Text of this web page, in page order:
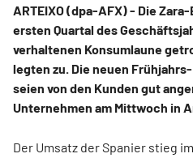
ARTEIXO (dpa-AFX) - Die
ersten Quartal des
verhaltenen Konsumlaune
legten zu. Die neuen
seien von den Kunden gut
Unternehmen am Mittwoch in
Der Umsatz der Spanier stieg